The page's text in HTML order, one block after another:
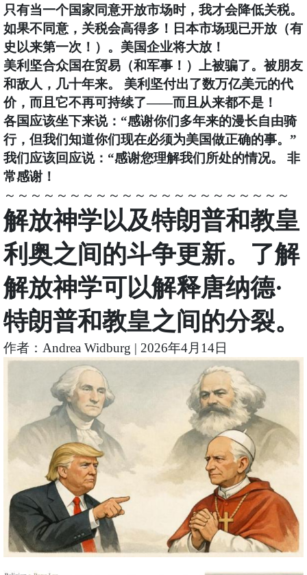
只有当一个国家同意开放市场时，我才会降低关税。
如果不同意，关税会高得多！日本市场现已开放（有
史以来第一次！）。美国企业将大放！
美利坚合众国在贸易（和军事！）上被骗了。被朋友
和敌人，几十年来。 美利坚付出了数万亿美元的代
价，而且它不再可持续了——而且从来都不是！
各国应该坐下来说：“感谢你们多年来的漫长自由骑
行，但我们知道你们现在必须为美国做正确的事。”
我们应该回应说：“感谢您理解我们所处的情况。 非
常感谢！
～～～～～～～～～～～～～～～～～～～～～～
解放神学以及特朗普和教皇
利奥之间的斗争更新。 了解
解放神学可以解释唐纳德·
特朗普和教皇之间的分裂。
作者：Andrea Widburg | 2026年4月14日